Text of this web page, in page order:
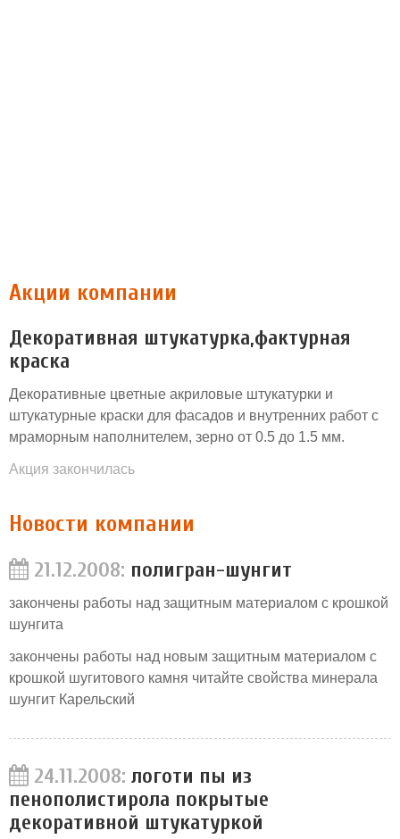
Акции компании
Декоративная штукатурка,фактурная
краска
Декоративные цветные акриловые штукатурки и
штукатурные краски для фасадов и внутренних работ с
мраморным наполнителем, зерно от 0.5 до 1.5 мм.
Акция закончилась
Новости компании
21.12.2008: полигран-шунгит
закончены работы над защитным материалом с крошкой
шунгита
закончены работы над новым защитным материалом с
крошкой шугитового камня читайте свойства минерала
шунгит Карельский
24.11.2008: логоти пы из
пенополистирола покрытые
декоративной штукатуркой